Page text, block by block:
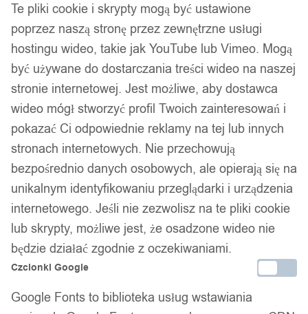
Dane firmy:
Nazwa:
IT&IMPORT Kajetan Sikorski
Te pliki cookie i skrypty mogą być ustawione
poprzez naszą stronę przez zewnętrzne usługi
hostingu wideo, takie jak YouTube lub Vimeo. Mogą
być używane do dostarczania treści wideo na naszej
stronie internetowej. Jest możliwe, aby dostawca
wideo mógł stworzyć profil Twoich zainteresowań i
pokazać Ci odpowiednie reklamy na tej lub innych
stronach internetowych. Nie przechowują
bezpośrednio danych osobowych, ale opierają się na
unikalnym identyfikowaniu przeglądarki i urządzenia
internetowego. Jeśli nie zezwolisz na te pliki cookie
lub skrypty, możliwe jest, że osadzone wideo nie
będzie działać zgodnie z oczekiwaniami.
Czcionki Google
Google Fonts to biblioteka usług wstawiania